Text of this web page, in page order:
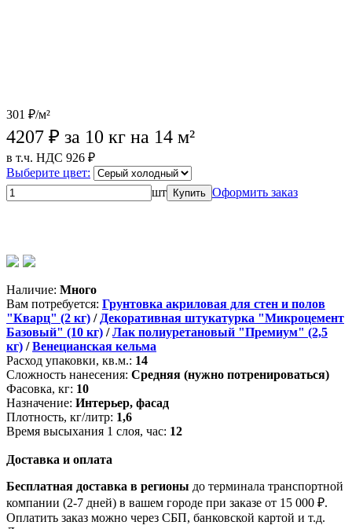
301 ₽/м²
4207 ₽ за 10 кг на 14 м²
в т.ч. НДС 926 ₽
Выберите цвет:
шт
Купить Оформить заказ
Наличие: Много
Вам потребуется: Грунтовка акриловая для стен и полов
"Кварц" (2 кг) / Декоративная штукатурка "Микроцемент
Базовый" (10 кг) /Лак полиуретановый "Премиум" (2,5
кг) /Венецианская кельма
Расход упаковки, кв.м.: 14
Сложность нанесения: Средняя (нужно потренироваться)
Фасовка, кг: 10
Назначение: Интерьер, фасад
Плотность, кг/литр: 1,6
Время высыхания 1 слоя, час: 12
Доставка и оплата
Бесплатная доставка в регионы до терминала транспортной
компании (2-7 дней) в вашем городе при заказе от 15 000 ₽.
Оплатить заказ можно через СБП, банковской картой и т.д.